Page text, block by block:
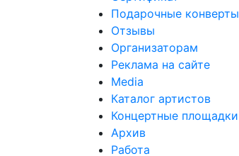
Подарочные конверты
Отзывы
Организаторам
Реклама на сайте
Media
Каталог артистов
Концертные площадки
Архив
Работа